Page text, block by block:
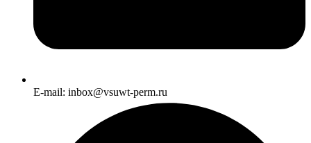
E-mail: inbox@vsuwt-perm.ru